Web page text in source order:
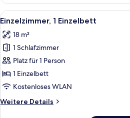
Doppelbett
Alle
Fotos
für
Einzelzimmer,
1 Einzelbett
anzeigen
Ein
7
Einzelzimmer, 1 Einzelbett
18 m²
1 Schlafzimmer
Platz für 1 Person
1 Einzelbett
Kostenloses WLAN
Weitere Details
Weitere